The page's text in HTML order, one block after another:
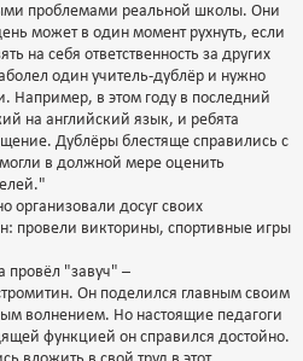
проблемами реальной школы. Они
может в один момент рухнуть, если
на себя ответственность за других
один учитель-дублёр и нужно
Например, в этом году в последний
на английский язык, и ребята
Дублёры блестяще справились с
в должной мере оценить
организовали досуг своих
провели викторины, спортивные игры
провёл "завуч" –
Он поделился главным своим
волнением. Но настоящие педагоги
функцией он справился достойно.